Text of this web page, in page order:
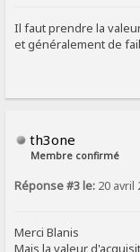
Il faut prendre la
et généralement de
th3one
Membre confirmé
Réponse #3 le: 20 avril
Merci Blanis
Mais la valeur